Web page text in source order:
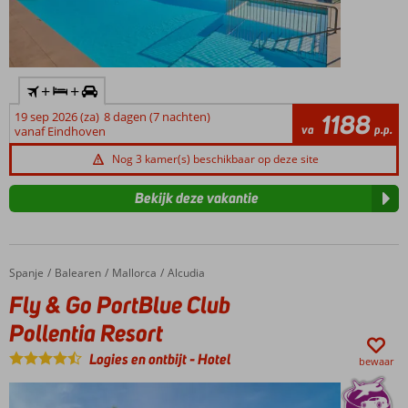
+ +
19 sep 2026 (za) 8 dagen (7 nachten)
vanaf Eindhoven
va 1188 p.p.
Nog 3 kamer(s) beschikbaar op deze site
Bekijk deze vakantie
Home
Spanje Balearen Mallorca Alcudia
Fly & Go PortBlue Club Pollentia Resort
Fly & Go PortBlue Club
Pollentia Resort
Logies en ontbijt-Hotel bewaar